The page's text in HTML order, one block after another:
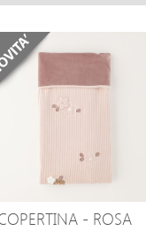
- ROSA